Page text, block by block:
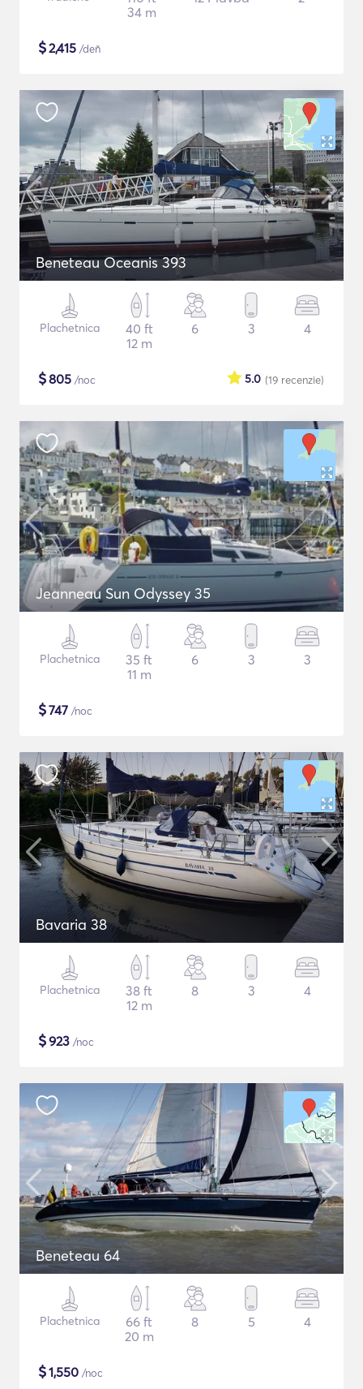
34 m
$2,415 /deň
Beneteau Oceanis 393
Plachetnica
40 ft
12 m
6 3 4
$805 /noc (19 recenzie)
5.0
Jeanneau Sun Odyssey 35
Plachetnica
35 ft
11 m
6 3 3
$747 /noc
Bavaria 38
Plachetnica
38 ft
12 m
8 3 4
$923 /noc
Beneteau 64
Plachetnica
66 ft
20 m
8 5 4
$1,550 /noc